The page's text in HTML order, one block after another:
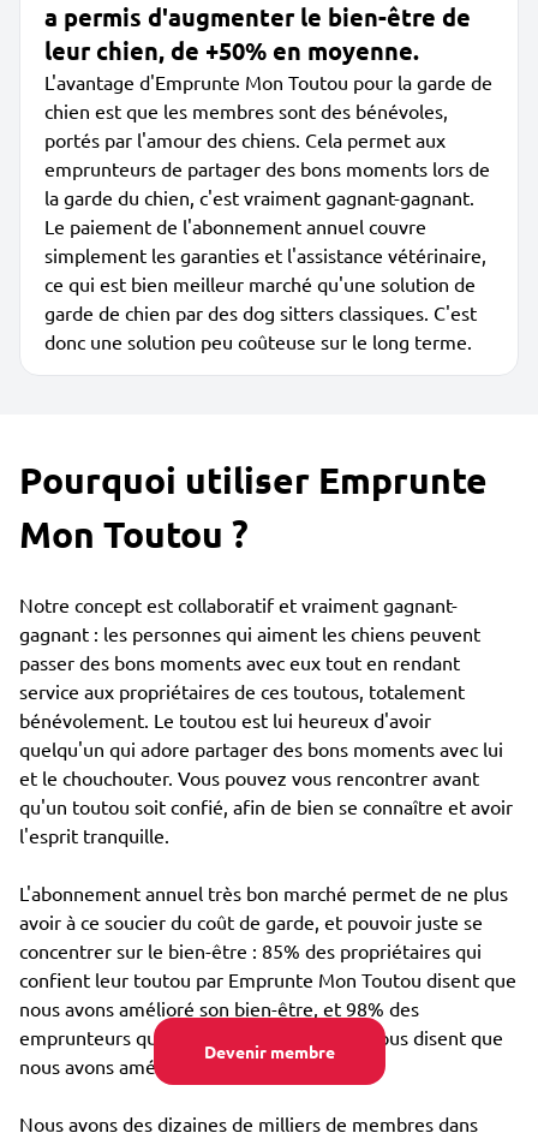
Devenir membre
a permis d'augmenter le bien-être de
leur chien, de +50% en moyenne.
L'avantage d'Emprunte Mon Toutou pour la garde de
chien est que les membres sont des bénévoles,
portés par l'amour des chiens. Cela permet aux
emprunteurs de partager des bons moments lors de
la garde du chien, c'est vraiment gagnant-gagnant.
Le paiement de l'abonnement annuel couvre
simplement les garanties et l'assistance vétérinaire,
ce qui est bien meilleur marché qu'une solution de
garde de chien par des dog sitters classiques. C'est
donc une solution peu coûteuse sur le long terme.
Pourquoi utiliser Emprunte
Mon Toutou ?
Notre concept est collaboratif et vraiment gagnant-
gagnant : les personnes qui aiment les chiens peuvent
passer des bons moments avec eux tout en rendant
service aux propriétaires de ces toutous, totalement
bénévolement. Le toutou est lui heureux d'avoir
quelqu'un qui adore partager des bons moments avec lui
et le chouchouter. Vous pouvez vous rencontrer avant
qu'un toutou soit confié, afin de bien se connaître et avoir
l'esprit tranquille.
L'abonnement annuel très bon marché permet de ne plus
avoir à ce soucier du coût de garde, et pouvoir juste se
concentrer sur le bien-être : 85% des propriétaires qui
confient leur toutou par Emprunte Mon Toutou disent que
nous avons amélioré son bien-être, et 98% des
emprunteurs qui s'occupent d'un toutou nous disent que
nous avons amélioré leur propre bien-être.
Nous avons des dizaines de milliers de membres dans